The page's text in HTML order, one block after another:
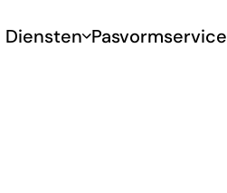
Diensten Pasvormservice